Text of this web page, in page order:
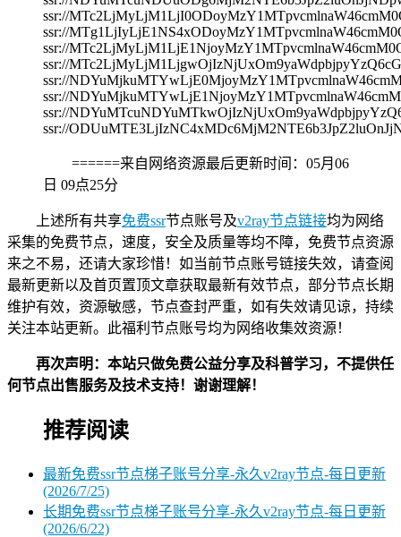
ssr://
ssr://
ssr://
ssr://
ssr://
ssr://
ssr://
ssr://
======来自网络资源最后更新时间： 05月06
日 09点25分
上述所有共享免费ssr节点账号及v2ray节点链接均为网络
采集的免费节点，速度，安全及质量等均不障，免费节点资源
来之不易，还请大家珍惜！如当前节点账号链接失效，请查阅
最新更新以及首页置顶文章获取最新有效节点，部分节点长期
维护有效，资源敏感，节点查封严重，如有失效请见谅，持续
关注本站更新。此福利节点账号均为网络收集效资源！
再次声明：本站只做免费公益分享及科普学习，不提供任
何节点出售服务及技术支持！谢谢理解！
推荐阅读
最新免费ssr节点梯子账号分享-永久v2ray节点-每日更新
(2026/7/25)
长期免费ssr节点梯子账号分享-永久v2ray节点-每日更新
(2026/6/22)